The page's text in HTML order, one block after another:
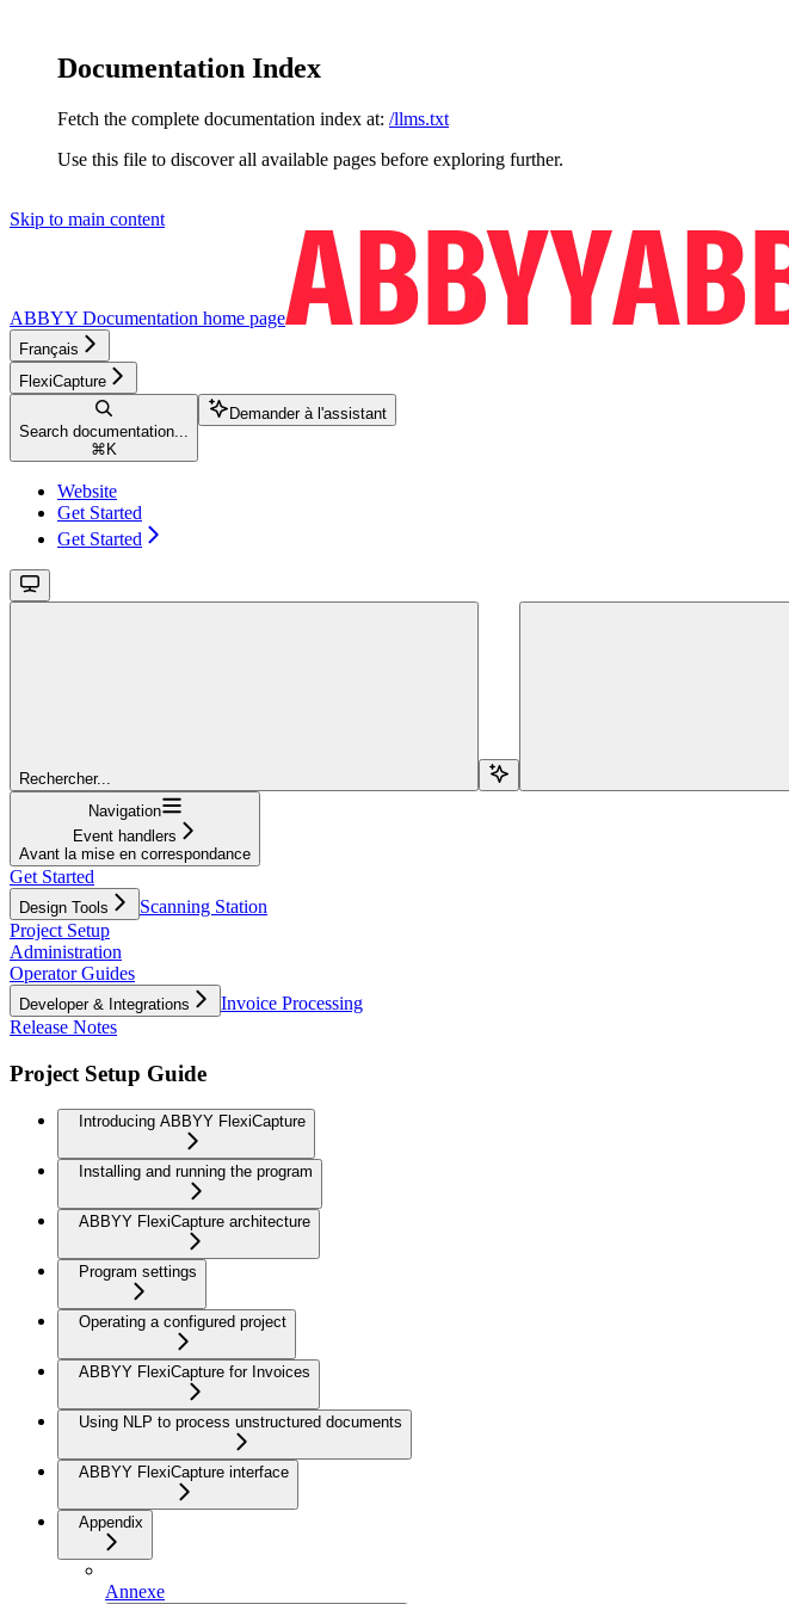
Documentation Index
Fetch the complete documentation index at: /llms.txt
Use this file to discover all available pages before exploring further.
Skip to main content
ABBYY Documentation home page
Français
FlexiCapture
Search documentation...
⌘ K
Demander à l'assistant
Website
Get Started
Get Started
Rechercher...
Navigation
Event handlers
Avant la mise en correspondance
Get Started
Design Tools
Scanning Station
Project Setup
Administration
Operator Guides
Developer & Integrations
Invoice Processing
Release Notes
Project Setup Guide
Introducing ABBYY FlexiCapture
Installing and running the program
ABBYY FlexiCapture architecture
Program settings
Operating a configured project
ABBYY FlexiCapture for Invoices
Using NLP to process unstructured documents
ABBYY FlexiCapture interface
Appendix
Annexe